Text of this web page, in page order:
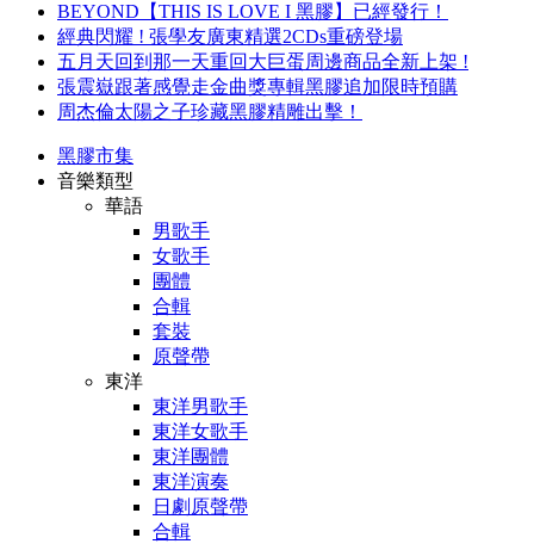
BEYOND【THIS IS LOVE I 黑膠】已經發行！
經典閃耀 ! 張學友廣東精選2CDs重磅登場
五月天回到那一天重回大巨蛋周邊商品全新上架 !
張震嶽跟著感覺走金曲獎專輯黑膠追加限時預購
周杰倫太陽之子珍藏黑膠精雕出擊！
黑膠市集
音樂類型
華語
男歌手
女歌手
團體
合輯
套裝
原聲帶
東洋
東洋男歌手
東洋女歌手
東洋團體
東洋演奏
日劇原聲帶
合輯